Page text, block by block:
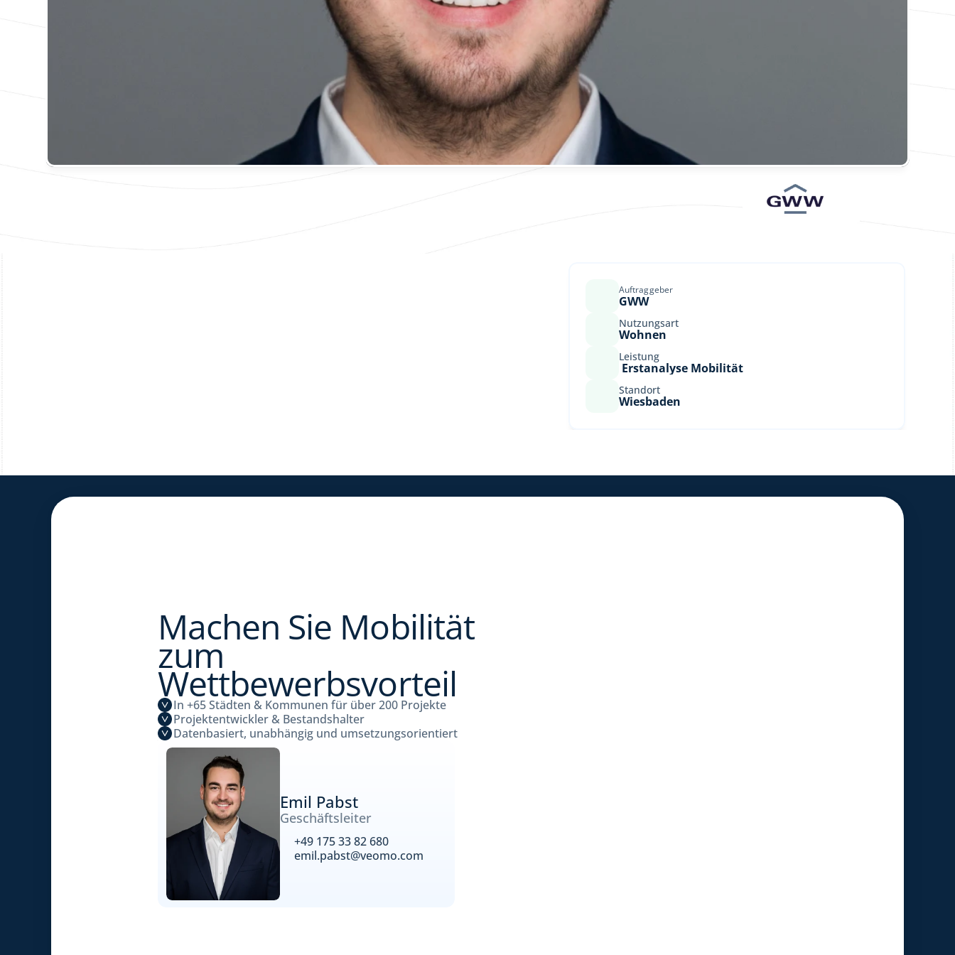
Auftraggeber
GWW
Nutzungsart
Wohnen
Leistung
Erstanalyse Mobilität
Standort
Wiesbaden
Machen Sie Mobilität
zum
Wettbewerbsvorteil
In +65 Städten & Kommunen für über 200 Projekte
Projektentwickler & Bestandshalter
Datenbasiert, unabhängig und umsetzungsorientiert
Emil Pabst
Geschäftsleiter
+49 175 33 82 680
emil.pabst@veomo.com